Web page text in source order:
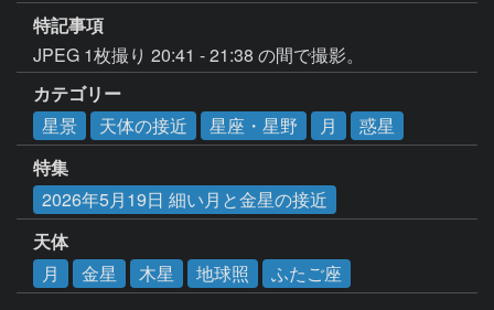
特記事項
JPEG 1枚撮り 20:41 - 21:38 の間で撮影。
カテゴリー
星景
天体の接近 星座・星野 月
惑星
特集
2026年5月19日 細い月と金星の接近
天体
月
金星 木星 地球照 ふたご座